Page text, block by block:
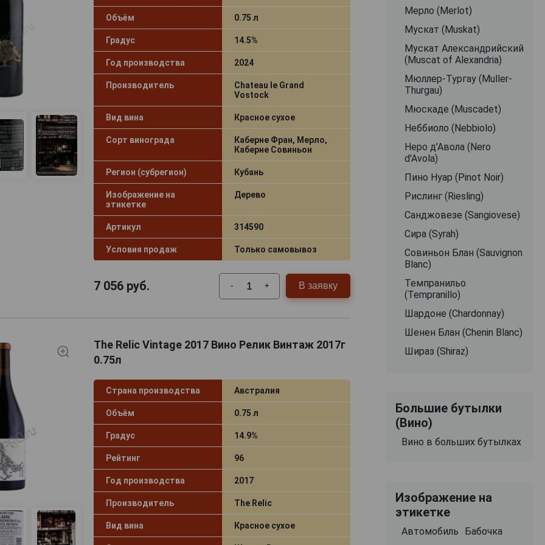
Объём 0.75 л
Градус 14.5%
Год производства 2024
Производитель
Chateau le Grand
Vostock
Вид вина Красное сухое
Сорт винограда
Каберне Фран, Мерло,
Каберне Совиньон
Регион (субрегион) Кубань
Изображение на
этикетке
Дерево
Артикул 314590
Условия продаж Только самовывоз
7 056руб. - + В заявку
The Relic Vintage 2017 Вино Релик Винтаж 2017г
0.75л
Страна производства Австралия
Объём 0.75 л
Градус 14.9%
Рейтинг 96
Год производства 2017
Производитель The Relic
Вид вина Красное сухое
Мерло (Merlot)
Мускат (Muskat)
Мускат Александрийский
(Muscat of Alexandria)
Мюллер-Тургау (Muller-
Thurgau)
Мюскаде (Muscadet)
Неббиоло (Nebbiolo)
Неро д’Авола (Nero
d'Avola)
Пино Нуар (Pinot Noir)
Рислинг (Riesling)
Санджовезе (Sangiovese)
Сира (Syrah)
Совиньон Блан (Sauvignon
Blanc)
Темпранильо
(Tempranillo)
Шардоне (Chardonnay)
Шенен Блан (Chenin Blanc)
Шираз (Shiraz)
Большие бутылки
(Вино)
Вино в больших бутылках
Изображение на
этикетке
Автомобиль
Бабочка